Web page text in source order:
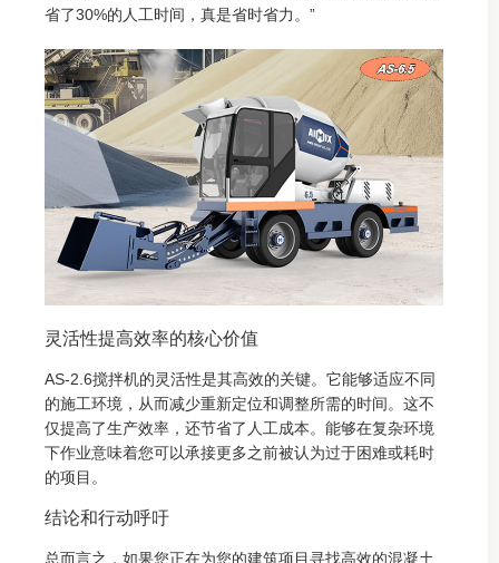
省了30%的人工时间，真是省时省力。”
灵活性提高效率的核心价值
AS-2.6搅拌机的灵活性是其高效的关键。它能够适应不同
的施工环境，从而减少重新定位和调整所需的时间。这不
仅提高了生产效率，还节省了人工成本。能够在复杂环境
下作业意味着您可以承接更多之前被认为过于困难或耗时
的项目。
结论和行动呼吁
总而言之，如果您正在为您的建筑项目寻找高效的混凝土